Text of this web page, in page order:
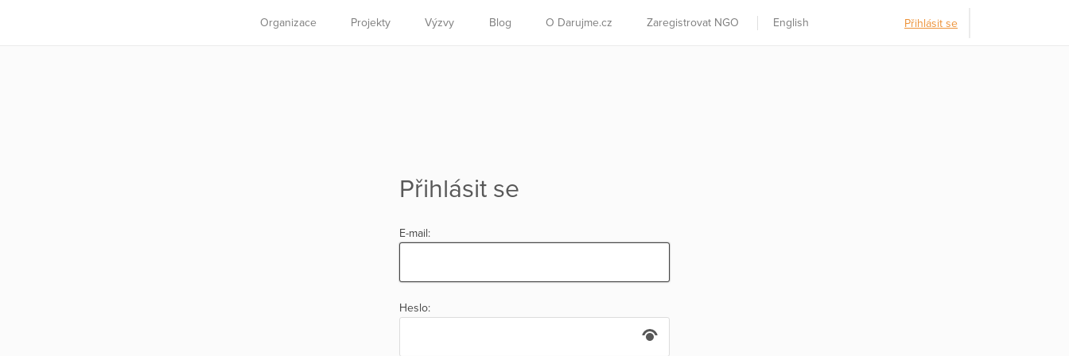
Organizace Projekty Výzvy Blog O Darujme.cz Zaregistrovat NGO English Přihlásit se
Přihlásit se
E-mail:
Heslo: